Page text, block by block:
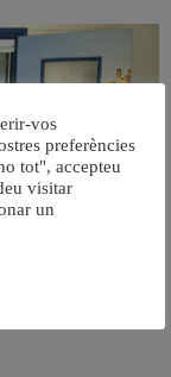
vos
preferències
tot", accepteu
visitar
un